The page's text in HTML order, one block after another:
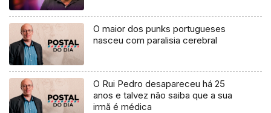
O maior dos punks portugueses
nasceu com paralisia cerebral
O Rui Pedro desapareceu há 25
anos e talvez não saiba que a sua
irmã é médica